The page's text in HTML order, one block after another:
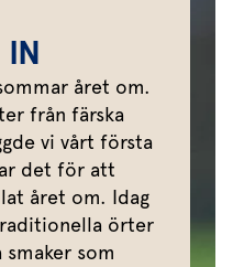
IN
året om.
från färska
vi vårt första
det för att
året om. Idag
örter
som